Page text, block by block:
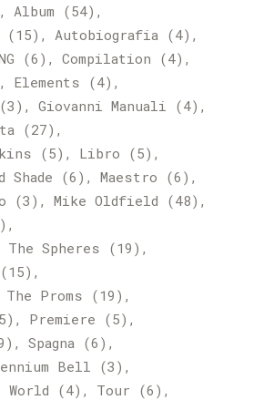
Album (54)
(15) Autobiografia (4)
(6) Compilation (4)
Elements (4)
(3) Giovanni Manuali
(4)
(27)
(5) Libro (5)
Shade (6) Maestro (6)
(3) Mike Oldfield (48)
Spheres (19)
(15)
Proms (19)
Premiere (5)
Spagna (6)
Bell
(3)
World (4) Tour (6)